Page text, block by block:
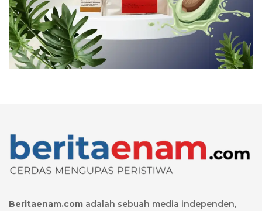
Beritaenam.com adalah sebuah media independen,